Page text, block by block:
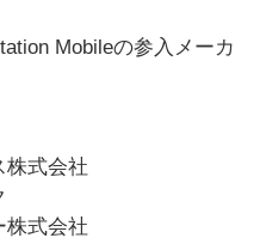
Mobileの参入メーカ
株式会社
株式会社